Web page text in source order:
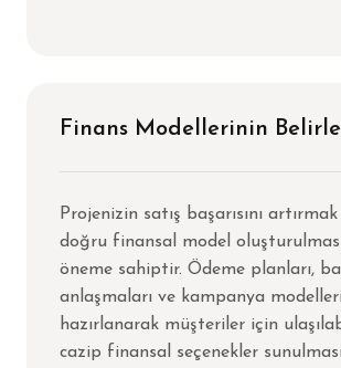
Finans Modellerinin
Projenizin satış başarısını
doğru finansal model
öneme sahiptir. Ödeme planları,
anlaşmaları ve kampanya
hazırlanarak müşteriler için
cazip finansal seçenekler